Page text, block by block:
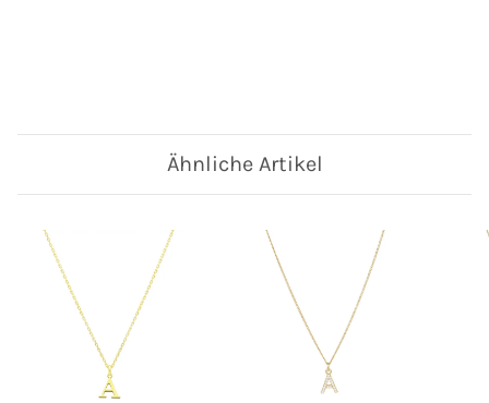
Ähnliche Artikel